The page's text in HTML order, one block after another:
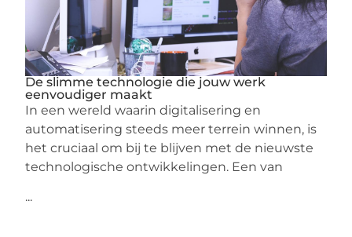
De slimme technologie die jouw werk
eenvoudiger maakt
In een wereld waarin digitalisering en
automatisering steeds meer terrein winnen, is
het cruciaal om bij te blijven met de nieuwste
technologische ontwikkelingen. Een van
...